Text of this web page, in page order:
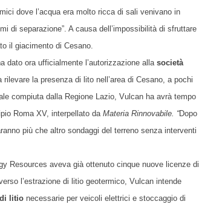
dove l’acqua era molto ricca di sali venivano in
di separazione”. A causa dell’impossibilità di sfruttare
il giacimento di Cesano.
dato ora ufficialmente l’autorizzazione alla società
rilevare la presenza di lito nell’area di Cesano, a pochi
compiuta dalla Regione Lazio, Vulcan ha avrà tempo
Roma XV, interpellato daMateria Rinnovabile. “Dopo
più che altro sondaggi del terreno senza interventi
Resources aveva già ottenuto cinque nuove licenze di
l’estrazione di litio geotermico, Vulcan intende
litio necessarie per veicoli elettrici e stoccaggio di